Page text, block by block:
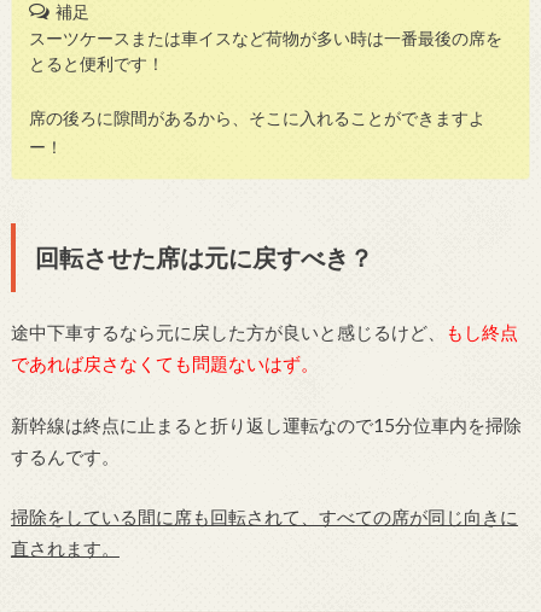
補足
スーツケースまたは車イスなど荷物が多い時は一番最後の席を
とると便利です！
席の後ろに隙間があるから、そこに入れることができますよ
ー！
回転させた席は元に戻すべき？
途中下車するなら元に戻した方が良いと感じるけど、
もし終点
であれば戻さなくても問題ないはず。
新幹線は終点に止まると折り返し運転なので15分位車内を掃除
するんです。
掃除をしている間に席も回転されて、すべての席が同じ向きに
直されます。